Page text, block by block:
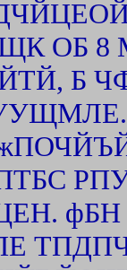
ОБ 8
Б
фБН